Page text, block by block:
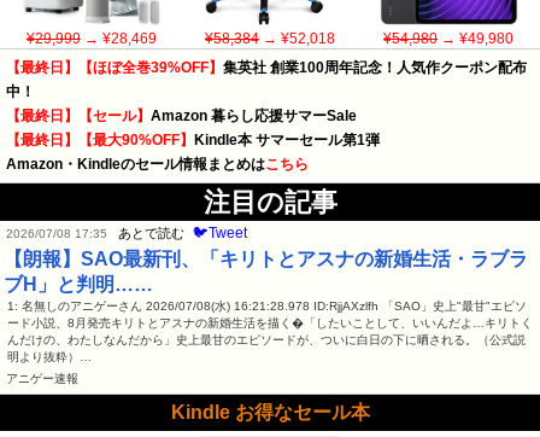
¥29,999→ ¥28,469 ¥58,384→ ¥52,018 ¥54,980→ ¥49,980
【最終日】【ほぼ全巻39%OFF】 集英社 創業100周年記念！人気作クーポン配布
中！
【最終日】【セール】 Amazon 暮らし応援サマーSale
【最終日】【最大90%OFF】
Kindle本 サマーセール第1弾
Amazon・Kindleのセール情報まとめはこちら
注目の記事
2026/07/08 17:35 あとで読む 🐦Tweet
【朗報】SAO最新刊、「キリトとアスナの新婚生活・ラブラ
ブH」と判明……
1: 名無しのアニゲーさん 2026/07/08(水) 16:21:28.978 ID:RjjAXzlfh 「SAO」史上"最甘"エピソ
ード小説、8月発売キリトとアスナの新婚生活を描く�「したいことして、いいんだよ…キリトく
んだけの、わたしなんだから」史上最甘のエピソードが、ついに白日の下に晒される。（公式説
明より抜粋）…
アニゲー速報
Kindle お得なセール本